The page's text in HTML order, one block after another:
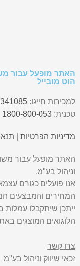
האתר מופעל עבור
הוט מובייל
למכירות חייגו:
טכנית: 1800-800-053
מדיניות הפרטיות
האתר מופעל עבור
וניהול בע"מ.
אנו פועלים כגורם
המחירים והמבצעים
ייתכן שיתקבלו עמלות
הלוגואים המוצגים
צרו קשר
זכאי שיווק וניהול בע"מ